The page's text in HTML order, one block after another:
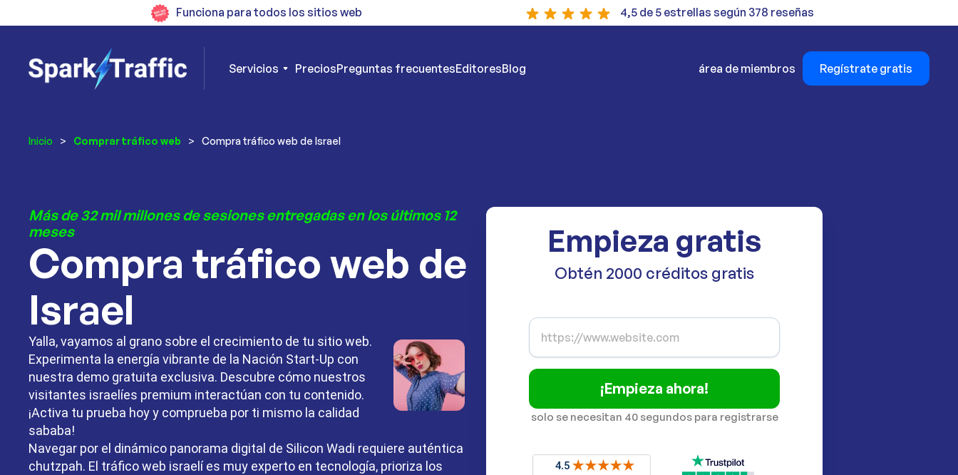
Funciona para todos los sitios web 4,5 de 5 estrellas según 378 reseñas
Servicios PreciosPreguntas frecuentesEditoresBlog área de miembros Regístrate gratis
Inicio > Comprar tráfico web > Compra tráfico web de Israel
Más de 32 mil millones de sesiones entregadas en los últimos 12
meses
Compra tráfico web de
Israel
Yalla, vayamos al grano sobre el crecimiento de tu sitio web.
Experimenta la energía vibrante de la Nación Start-Up con
nuestra demo gratuita exclusiva. Descubre cómo nuestros
visitantes israelíes premium interactúan con tu contenido.
¡Activa tu prueba hoy y comprueba por ti mismo la calidad
sababa!
Navegar por el dinámico panorama digital de Silicon Wadi requiere auténtica
chutzpah. El tráfico web israelí es muy experto en tecnología, prioriza los
Empieza gratis
Obtén 2000 créditos gratis
¡Empieza ahora!
solo se necesitan 40 segundos para registrarse